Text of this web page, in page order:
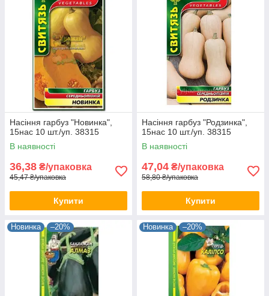
Насіння гарбуз "Новинка",
15нас 10 шт./уп. 38315
В наявності
36,38 ₴/упаковка
45,47 ₴/упаковка
Купити
Насіння гарбуз "Родзинка",
15нас 10 шт./уп. 38315
В наявності
47,04 ₴/упаковка
58,80 ₴/упаковка
Купити
Новинка –20% Новинка –20%